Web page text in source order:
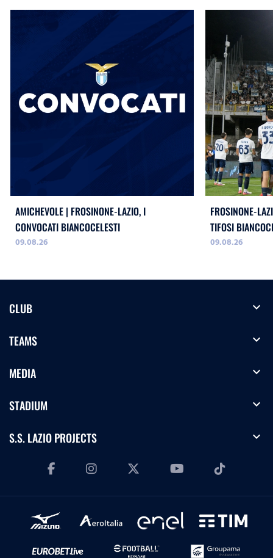
AMICHEVOLE | FROSINONE-LAZIO, I
CONVOCATI BIANCOCELESTI
09.08.26
FROSINONE-
TIFOSI
09.08.26
CLUB expand_more
TEAMS expand_more
MEDIA expand_more
STADIUM expand_more
S.S. LAZIO PROJECTS expand_more